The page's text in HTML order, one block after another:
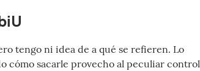
tengo ni idea de a qué se refieren. Lo
cómo sacarle provecho al peculiar control